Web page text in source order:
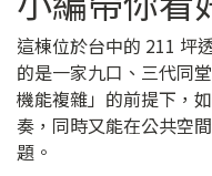
這棟位於台中的 211 坪
的是一家九口、三代同
機能複雜」的前提下，
奏，同時又能在公共空
題。